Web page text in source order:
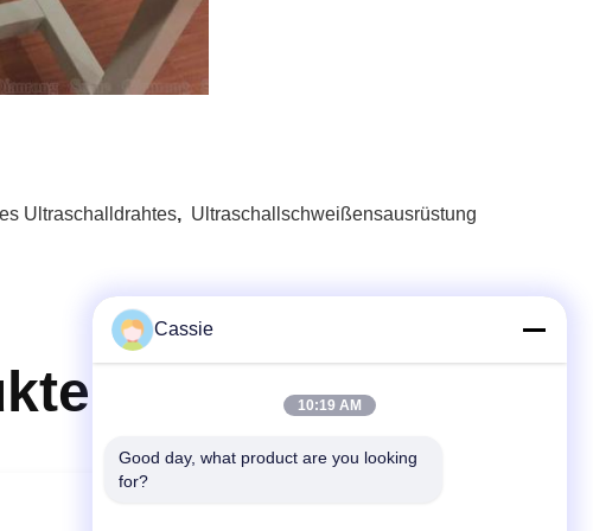
Ultraschalldrahtes, Ultraschallschweißensausrüstung
Cassie
10:19 AM
Good day, what product are you looking
for?